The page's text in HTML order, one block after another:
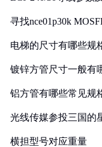
寻找nce01p30k
电梯的尺寸有哪些规
镀锌方管尺寸一般有
铝方管有哪些常见规
光线传媒参投三国的
横担型号对应重量